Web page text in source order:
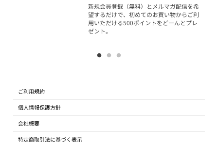
新規会員登録（無料）とメルマガ配信を希
望するだけで、初めてのお買い物からご利
用いただける500ポイントをどーんとプレ
ゼント。
ご利用規約
個人情報保護方針
会社概要
特定商取引法に基づく表示